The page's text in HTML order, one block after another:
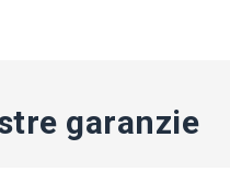
garanzie